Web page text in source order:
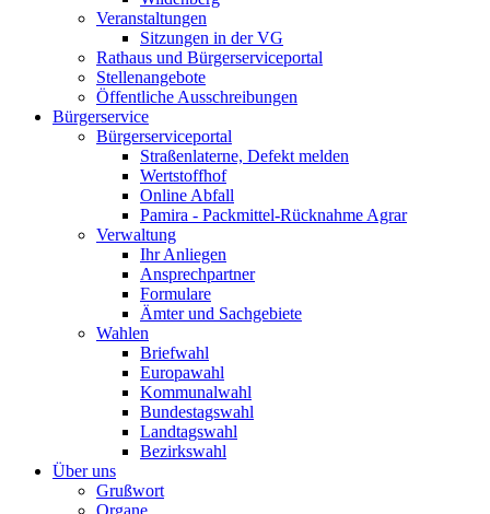
Veranstaltungen
Sitzungen in der VG
Rathaus und Bürgerserviceportal
Stellenangebote
Öffentliche Ausschreibungen
Bürgerservice
Bürgerserviceportal
Straßenlaterne, Defekt melden
Wertstoffhof
Online Abfall
Pamira - Packmittel-Rücknahme Agrar
Verwaltung
Ihr Anliegen
Ansprechpartner
Formulare
Ämter und Sachgebiete
Wahlen
Briefwahl
Europawahl
Kommunalwahl
Bundestagswahl
Landtagswahl
Bezirkswahl
Über uns
Grußwort
Organe